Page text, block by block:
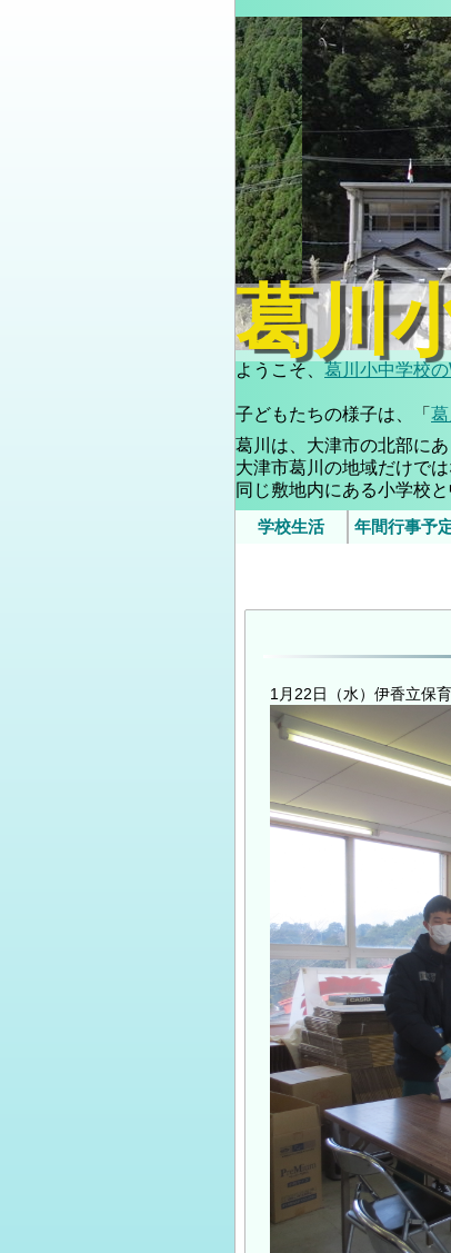
葛川
ようこそ、 葛川小中学校
子どもたちの様子は、「
葛川は、大津市の北部に
大津市葛川の地域だけで
同じ敷地内にある小学校
学校生活
年間行事予
1月22日（水）伊香立保